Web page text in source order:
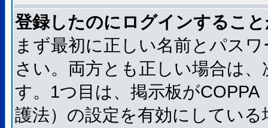
登録したのにログインするこ
まず最初に正しい名前とパス
さい。両方とも正しい場合は
す。1つ目は、掲示板が
護法）の設定を有効にしてい